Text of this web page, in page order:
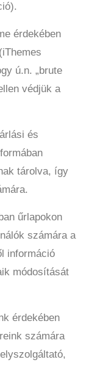
érdekében
ú.n. „brute
védjük a
és
tárolva, így
űrlapokon
számára a
információ
módosítását
érdekében
számára